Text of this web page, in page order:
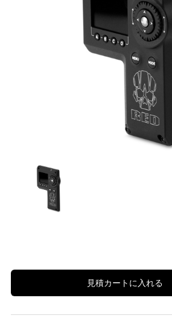
見積カートに入れる